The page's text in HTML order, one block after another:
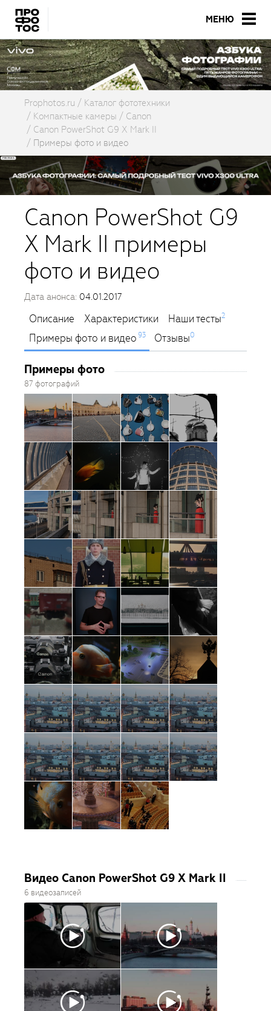
МЕНЮ
Prophotos.ru
Каталог фототехники
Компактные камеры
Canon
Canon PowerShot G9 X Mark II
Примеры фото и видео
Canon PowerShot G9
X Mark II примеры
фото и видео
Дата анонса: 04.01.2017
Описание Характеристики Наши тесты2
Примеры фото и видео 93 Отзывы0
Примеры фото
87 фотографий
Видео Canon PowerShot G9 X Mark II
6 видеозаписей